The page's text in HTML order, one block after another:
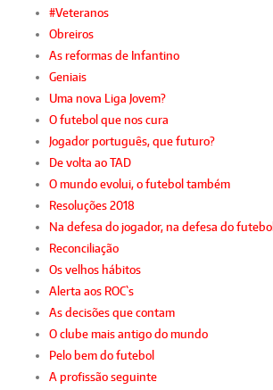
#Veteranos
Obreiros
As reformas de Infantino
Geniais
Uma nova Liga Jovem?
O futebol que nos cura
Jogador português, que futuro?
De volta ao TAD
O mundo evolui, o futebol também
Resoluções 2018
Na defesa do jogador, na defesa do futebol
Reconciliação
Os velhos hábitos
Alerta aos ROC`s
As decisões que contam
O clube mais antigo do mundo
Pelo bem do futebol
A profissão seguinte